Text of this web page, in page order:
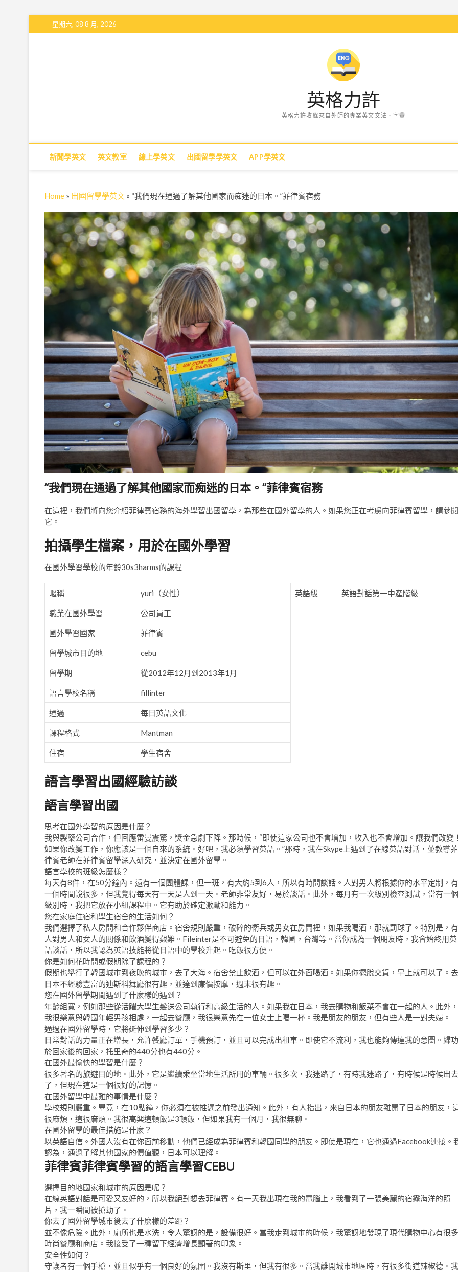
k
n
星期六, 08 8 月, 2026
英格力許
英格力許收錄來自外師的專業英文文法、字彙
新聞學英文 英文教室 線上學英文 出國留學學英文 APP學英文
Home » 出國留學學英文 » “我們現在通過了解其他國家而痴迷的日本。”菲律賓宿務
“我們現在通過了解其他國家而痴迷的日本。”菲律賓宿務
在這裡，我們將向您介紹菲律賓宿務的海外學習出國留學，為那些在國外留學的人。如果您正在考慮向菲律賓留學，請參閱
它。
拍攝學生檔案，用於在國外學習
在國外學習學校的年齡30s3harms的課程
暱稱 yuri（女性） 英語級 英語對話第一中產階級
職業在國外學習 公司員工
國外學習國家 菲律賓
留學城市目的地 cebu
留學期 從2012年12月到2013年1月
語言學校名稱 fillinter
通過 每日英語文化
課程格式 Mantman
住宿 學生宿舍
語言學習出國經驗訪談
語言學習出國
思考在國外學習的原因是什麼？
我與製藥公司合作，但回應雷曼震驚，獎金急劇下降。那時候，“即使這家公司也不會增加，收入也不會增加。讓我們改變！
如果你改變工作，你應該是一個自來的系統。好吧，我必須學習英語。”那時，我在Skype上遇到了在線英語對話，並教導菲
律賓老師在菲律賓留學深入研究，並決定在國外留學。
語言學校的班級怎麼樣？
每天有8件，在50分鐘內。還有一個團體課，但一班，有大約5到6人，所以有時間談話。人對男人將根據你的水平定制，有
一個時間說很多，但我覺得每天有一天是人到一天。老師非常友好，易於談話。此外，每月有一次級別檢查測試，當有一個
級別時，我把它放在小組課程中。它有助於確定激勵和能力。
您在家庭住宿和學生宿舍的生活如何？
我們選擇了私人房間和合作夥伴商店。宿舍規則嚴重，破碎的衛兵或男女在房間裡，如果我喝酒，那就罰球了。特別是，有
人對男人和女人的關係和飲酒變得艱難。Fileinter是不可避免的日語，韓國，台灣等。當你成為一個朋友時，我會始終用英
語談話，所以我認為英語技能將從日語中的學校升起。吃飯很方便。
你是如何花時間或假期除了課程的？
假期也舉行了韓國城市到夜晚的城市，去了大海。宿舍禁止飲酒，但可以在外面喝酒。如果你擺脫交貨，早上就可以了。去
日本不經驗豐富的迪斯科舞廳很有趣，並達到廉價按摩，週末很有趣。
您在國外留學期間遇到了什麼樣的遇到？
年齡組寬，例如那些從活躍大學生髮送公司執行和高級生活的人。如果我在日本，我去購物和飯菜不會在一起的人。此外，
我很樂意與韓國年輕男孩相處，一起去餐廳，我很樂意先在一位女士上喝一杯。我是朋友的朋友，但有些人是一對夫婦。
通過在國外留學時，它將延伸到學習多少？
日常對話的力量正在增長，允許餐廳訂單，手機預訂，並且可以完成出租車。即使它不流利，我也能夠傳達我的意圖。歸功
於回家後的回家，托里奇的440分也有440分。
在國外最愉快的學習是什麼？
很多著名的旅遊目的地。此外，它是繼續乘坐當地生活所用的車輛。很多次，我迷路了，有時我迷路了，有時候是時候出去
了，但現在這是一個很好的記憶。
在國外留學中最難的事情是什麼？
學校規則嚴重。畢竟，在10點鐘，你必須在被推遲之前發出通知。此外，有人指出，來自日本的朋友離開了日本的朋友，
很麻煩，這很麻煩。我很高興這頓飯是3頓飯，但如果我有一個月，我很無聊。
在國外留學的最佳措施是什麼？
以英語自信。外國人沒有在你面前移動，他們已經成為菲律賓和韓國同學的朋友。即使是現在，它也通過Facebook連接。
認為，通過了解其他國家的價值觀，日本可以理解。
菲律賓菲律賓學習的語言學習CEBU
選擇目的地國家和城市的原因是呢？
在線英語對話是可愛又友好的，所以我絕對想去菲律賓。有一天我出現在我的電腦上，我看到了一張美麗的宿霧海洋的照
片，我一瞬間被搶劫了。
你去了國外留學城市後去了什麼樣的差距？
並不像危險。此外，廁所也是水洗，令人驚訝的是，設備很好。當我走到城市的時候，我驚訝地發現了現代購物中心有很多
時尚餐廳和商店。我接受了一種留下經濟增長顯著的印象。
安全性如何？
守護者有一個手槍，並且似乎有一個良好的氛圍。我沒有斯里，但我有很多。當我離開城市地區時，有很多街道辣椒德。我